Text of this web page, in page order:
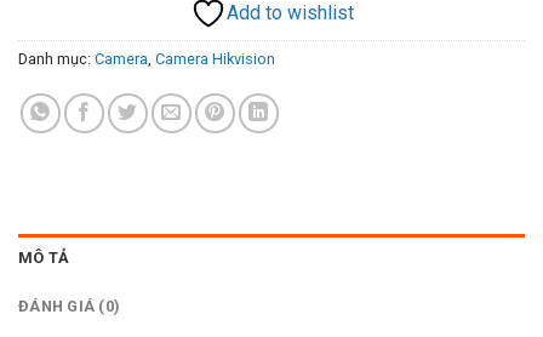
Add to wishlist
Danh mục: Camera Camera Hikvision
MÔ TẢ
ĐÁNH GIÁ (0)